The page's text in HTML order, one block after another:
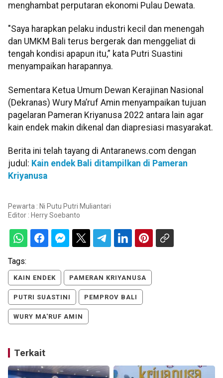
menghambat perputaran ekonomi Pulau Dewata.
"Saya harapkan pelaku industri kecil dan menengah
dan UMKM Bali terus bergerak dan menggeliat di
tengah kondisi apapun itu,” kata Putri Suastini
menyampaikan harapannya.
Sementara Ketua Umum Dewan Kerajinan Nasional
(Dekranas) Wury Ma’ruf Amin menyampaikan tujuan
pagelaran Pameran Kriyanusa 2022 antara lain agar
kain endek makin dikenal dan diapresiasi masyarakat.
Berita ini telah tayang di Antaranews.com dengan
judul: Kain endek Bali ditampilkan di Pameran
Kriyanusa
Pewarta : Ni Putu Putri Muliantari
Editor : Herry Soebanto
Tags:
KAIN ENDEK PAMERAN KRIYANUSA
PUTRI SUASTINI PEMPROV BALI
WURY MA'RUF AMIN
Terkait